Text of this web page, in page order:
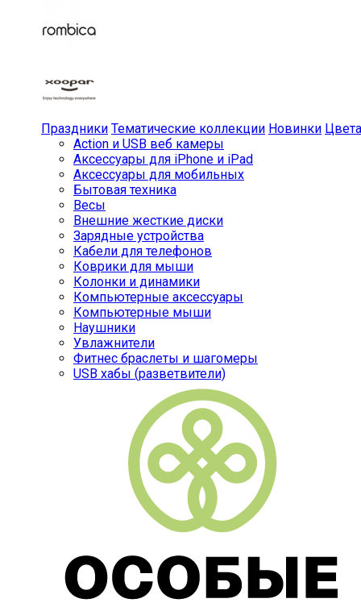
Праздники Тематические коллекции Новинки Цвета
Action и USB веб камеры
Аксессуары для iPhone и iPad
Аксессуары для мобильных
Бытовая техника
Весы
Внешние жесткие диски
Зарядные устройства
Кабели для телефонов
Коврики для мыши
Колонки и динамики
Компьютерные аксессуары
Компьютерные мыши
Наушники
Увлажнители
Фитнес браслеты и шагомеры
USB хабы (разветвители)